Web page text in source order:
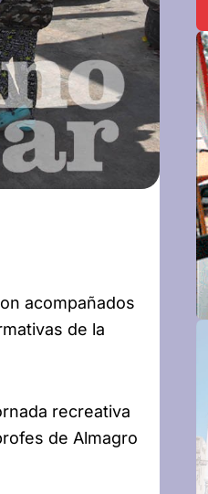
acompañados
de la
recreativa
de Almagro